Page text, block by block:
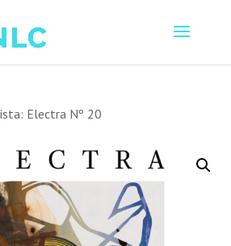
Electra Nº 20